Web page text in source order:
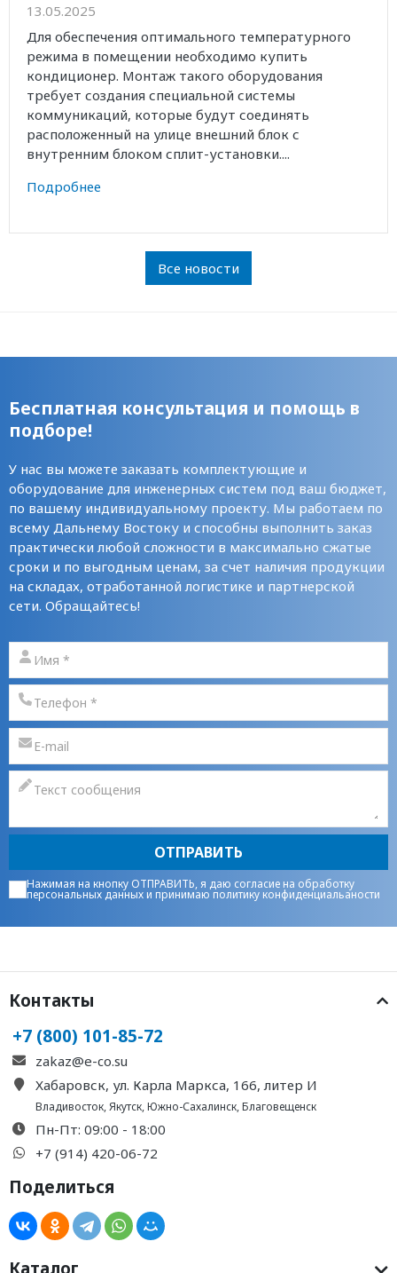
13.05.2025
Для обеспечения оптимального температурного
режима в помещении необходимо купить
кондиционер. Монтаж такого оборудования
требует создания специальной системы
коммуникаций, которые будут соединять
расположенный на улице внешний блок с
внутренним блоком сплит-установки....
Подробнее
Все новости
Бесплатная консультация и помощь в
подборе!
У нас вы можете заказать комплектующие и
оборудование для инженерных систем под ваш бюджет,
по вашему индивидуальному проекту. Мы работаем по
всему Дальнему Востоку и способны выполнить заказ
практически любой сложности в максимально сжатые
сроки и по выгодным ценам, за счет наличия продукции
на складах, отработанной логистике и партнерской
сети. Обращайтесь!
ОТПРАВИТЬ
Нажимая на кнопку ОТПРАВИТЬ, я даю согласие на обработку
персональных данныхи принимаюполитику конфиденциальаности
Контакты
+7 (800) 101-85-72
zakaz@e-co.su
Хабаровск, ул. Карла Маркса, 166, литер И
Владивосток,Якутск,Южно-Сахалинск,Благовещенск
Пн-Пт: 09:00 - 18:00
+7 (914) 420-06-72
Поделиться
Каталог